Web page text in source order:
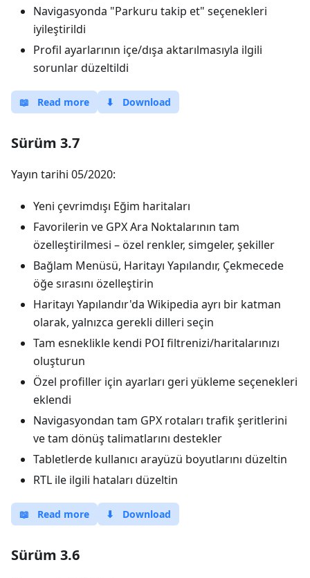
Navigasyonda "Parkuru takip et" seçenekleri
iyileştirildi
Profil ayarlarının içe/dışa aktarılmasıyla ilgili
sorunlar düzeltildi
📖 Read more ⬇ Download
Sürüm 3.7
Yayın tarihi 05/2020:
Yeni çevrimdışı Eğim haritaları
Favorilerin ve GPX Ara Noktalarının tam
özelleştirilmesi – özel renkler, simgeler, şekiller
Bağlam Menüsü, Haritayı Yapılandır, Çekmecede
öğe sırasını özelleştirin
Haritayı Yapılandır'da Wikipedia ayrı bir katman
olarak, yalnızca gerekli dilleri seçin
Tam esneklikle kendi POI filtrenizi/haritalarınızı
oluşturun
Özel profiller için ayarları geri yükleme seçenekleri
eklendi
Navigasyondan tam GPX rotaları trafik şeritlerini
ve tam dönüş talimatlarını destekler
Tabletlerde kullanıcı arayüzü boyutlarını düzeltin
RTL ile ilgili hataları düzeltin
📖 Read more ⬇ Download
Sürüm 3.6